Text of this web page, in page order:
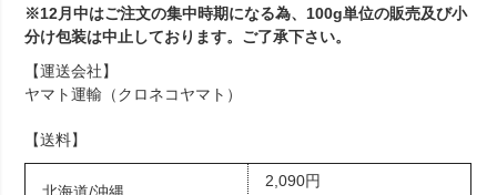
※12月中はご注文の集中時期になる為、100g単位の販売及び小
分け包装は中止しております。ご了承下さい。
【運送会社】
ヤマト運輸（クロネコヤマト）
【送料】
2,090円